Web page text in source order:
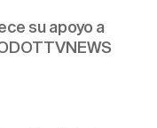
su apoyo a